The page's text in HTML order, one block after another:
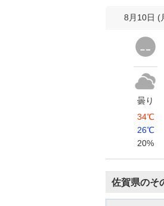
8月10日 (
曇り
34℃
26℃
20%
佐賀県のそ